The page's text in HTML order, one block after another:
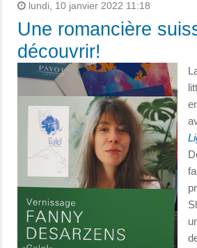
lundi, 10 janvier 2022 11:18
Une romancière
découvrir!